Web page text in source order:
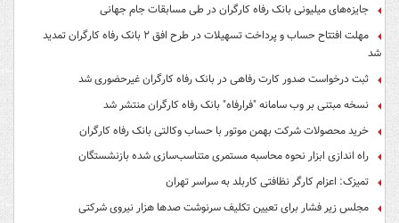
جایزه‌های میلیونی بانک رفاه کارگران در طی مسابقات جام جهانی
مهلت افتتاح حساب و پرداخت تسهیلات در طرح افق ۲ بانک رفاه کارگران تمدید
شد
ثبت درخواست صدور کارت رفاهی در بانک رفاه کارگران غیرحضوری شد
نسخه مبتنی بر وب سامانه "فرارفاه" بانک رفاه کارگران منتشر شد
خرید محصولات شرکت بهمن موتور با حساب وکالتی بانک رفاه کارگران
راه اندازی ابزار نحوه محاسبه مستمری متناسب‌سازی شده بازنشستگان
تمیزک: اعزام کارگر نظافتی کاربلد به سراسر تهران
مجلس زیر فشار برای تعیین تکلیف سرنوشت صدها هزار نیروی شرکتی